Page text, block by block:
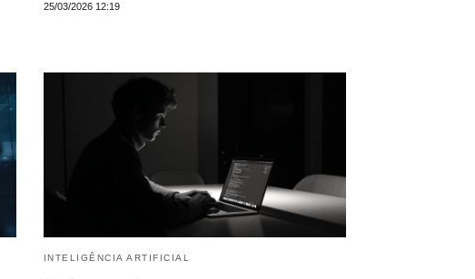
25/03/2026 12:19
INTELIGÊNCIA ARTIFICIAL